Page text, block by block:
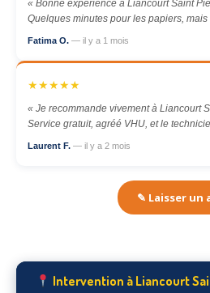
« Bonne expérience à Liancourt Saint
Quelques minutes pour les papiers, mais
Fatima O. — il y a 1 mois
★★★★★
« Je recommande vivement à Liancourt
Service gratuit, agréé VHU, et le
Laurent F. — il y a 2 mois
✎ Laisser un
Intervention à Liancourt